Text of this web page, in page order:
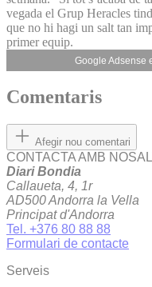
vegada el Grup Heracles
que no hi hagi un salt tan
primer equip.
Google Adsense
Comentaris
Afegir nou comentari
CONTACTA AMB
Diari Bondia
Callaueta, 4, 1r
AD500 Andorra la Vella
Principat d'Andorra
Tel. +376 80 88 88
Formulari de contacte
Serveis